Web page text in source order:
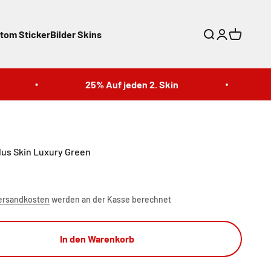
StickerBilder Skins SucheAnmelden
25% Auf jeden 2. Skin
Skin Luxury Green
werden an der Kasse berechnet
In den Warenkorb